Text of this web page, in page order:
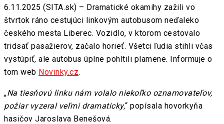
6.11.2025 (SITA.sk) – Dramatické okamihy zažili vo
štvrtok ráno cestujúci linkovým autobusom neďaleko
českého mesta Liberec. Vozidlo, v ktorom cestovalo
tridsať pasažierov, začalo horieť. Všetci ľudia stihli včas
vystúpiť, ale autobus úplne pohltili plamene. Informuje o
tom web Novinky.cz.
„Na tiesňovú linku nám volalo niekoľko oznamovateľov,
požiar vyzeral veľmi dramaticky,“ popísala hovorkyňa
hasičov Jaroslava Benešová.